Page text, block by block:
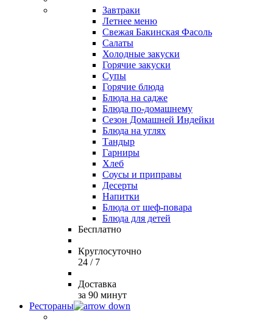
Завтраки
Летнее меню
Свежая Бакинская Фасоль
Салаты
Холодные закуски
Горячие закуски
Супы
Горячие блюда
Блюда на садже
Блюда по-домашнему
Сезон Домашней Индейки
Блюда на углях
Тандыр
Гарниры
Хлеб
Соусы и приправы
Десерты
Напитки
Блюда от шеф-повара
Блюда для детей
Бесплатно
Круглосуточно
24 / 7
Доставка
за 90 минут
Рестораны